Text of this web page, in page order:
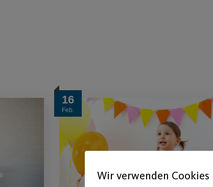
16
Feb.
Wir verwenden Cookies